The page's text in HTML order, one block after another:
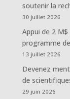
soutenir la
30 juillet 2026
Appui de 2
programme
13 juillet 2026
Devenez
de
29 juin 2026